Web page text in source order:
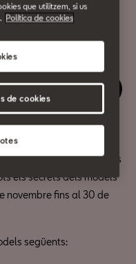
proposem una visita
de vehicles històrics
els secrets dels models
novembre fins al 30 de
següents:
que utilitzem, si us
Política de cookies
de cookies